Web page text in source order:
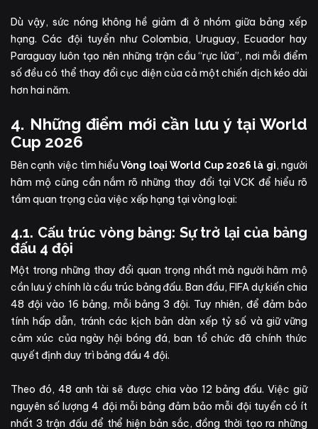
Dù vậy, sức nóng không hề giảm đi ở nhóm giữa bảng xếp
hạng. Các đội tuyển như Colombia, Uruguay, Ecuador hay
Paraguay luôn tạo nên những trận cầu “rực lửa”, nơi mỗi điểm
số đều có thể thay đổi cục diện của cả một chiến dịch kéo dài
hơn hai năm.
4. Những điểm mới cần lưu ý tại World
Cup 2026
Bên cạnh việc tìm hiểuVòng loại World Cup 2026 là gì, người
hâm mộ cũng cần nắm rõ những thay đổi tại VCK để hiểu rõ
tầm quan trọng của việc xếp hạng tại vòng loại:
4.1. Cấu trúc vòng bảng: Sự trở lại của bảng
đấu 4 đội
Một trong những thay đổi quan trọng nhất mà người hâm mộ
cần lưu ý chính là cấu trúc bảng đấu. Ban đầu, FIFA dự kiến chia
48 đội vào 16 bảng, mỗi bảng 3 đội. Tuy nhiên, để đảm bảo
tính hấp dẫn, tránh các kịch bản dàn xếp tỷ số và giữ vững
cảm xúc của ngày hội bóng đá, ban tổ chức đã chính thức
quyết định duy trì bảng đấu 4 đội.
Theo đó, 48 anh tài sẽ được chia vào 12 bảng đấu. Việc giữ
nguyên số lượng 4 đội mỗi bảng đảm bảo mỗi đội tuyển có ít
nhất 3 trận đấu để thể hiện bản sắc, đồng thời tạo ra những